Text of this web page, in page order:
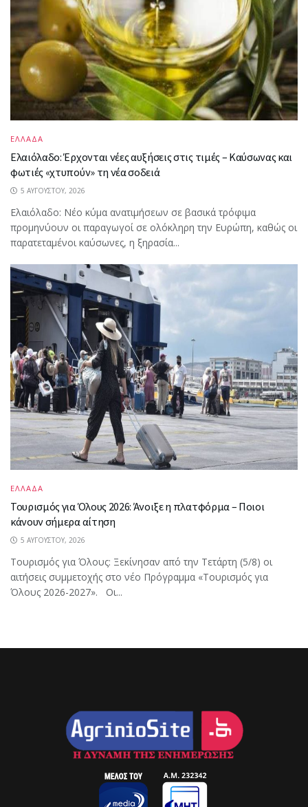
ΕΛΛΑΔΑ
Ελαιόλαδο: Έρχονται νέες αυξήσεις στις τιμές – Καύσωνας και
φωτιές «χτυπούν» τη νέα σοδειά
5 ΑΥΓΟΎΣΤΟΥ, 2026
Ελαιόλαδο: Νέο κύμα ανατιμήσεων σε βασικά τρόφιμα
προμηνύουν οι παραγωγοί σε ολόκληρη την Ευρώπη, καθώς οι
παρατεταμένοι καύσωνες, η ξηρασία...
ΕΛΛΑΔΑ
Τουρισμός για Όλους 2026: Άνοιξε η πλατφόρμα – Ποιοι
κάνουν σήμερα αίτηση
5 ΑΥΓΟΎΣΤΟΥ, 2026
Τουρισμός για Όλους: Ξεκίνησαν από την Τετάρτη (5/8) οι
αιτήσεις συμμετοχής στο νέο Πρόγραμμα «Τουρισμός για
Όλους 2026-2027». Οι...